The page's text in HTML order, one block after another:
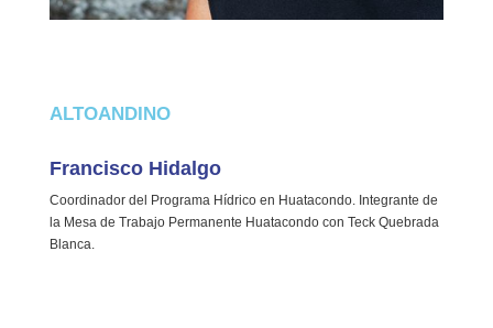
ALTOANDINO
Francisco Hidalgo
Coordinador del Programa Hídrico en Huatacondo. Integrante de
la Mesa de Trabajo Permanente Huatacondo con Teck Quebrada
Blanca.